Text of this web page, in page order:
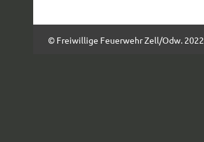
© Freiwillige Feuerwehr Zell/Odw. 2022